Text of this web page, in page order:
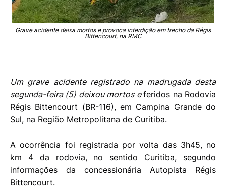
Grave acidente deixa mortos e provoca interdição em trecho da Régis
Bittencourt, na RMC
Um grave acidente registrado na madrugada desta
segunda-feira (5) deixou mortos eferidos na Rodovia
Régis Bittencourt (BR-116), em Campina Grande do
Sul, na Região Metropolitana de Curitiba.
A ocorrência foi registrada por volta das 3h45, no
km 4 da rodovia, no sentido Curitiba, segundo
informações da concessionária Autopista Régis
Bittencourt.